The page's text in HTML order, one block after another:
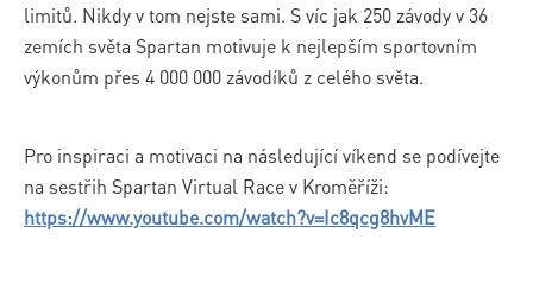
limitů. Nikdy v tom nejste sami. S víc jak 250 závody v 36
zemích světa Spartan motivuje k nejlepším sportovním
výkonům přes 4 000 000 závodíků z celého světa.
Pro inspiraci a motivaci na následující víkend se podívejte
na sestřih Spartan Virtual Race v Kroměříži:
https://www.youtube.com/watch?v=Ic8qcg8hvME